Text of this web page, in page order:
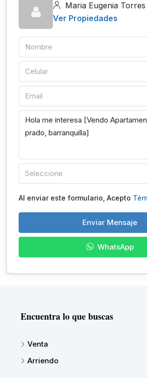
Maria Eugenia Torres
Ver Propiedades
Seleccione
Al enviar este formulario, Acepto
Enviar Mensaje
WhatsApp
Encuentra lo que buscas
Venta
Arriendo